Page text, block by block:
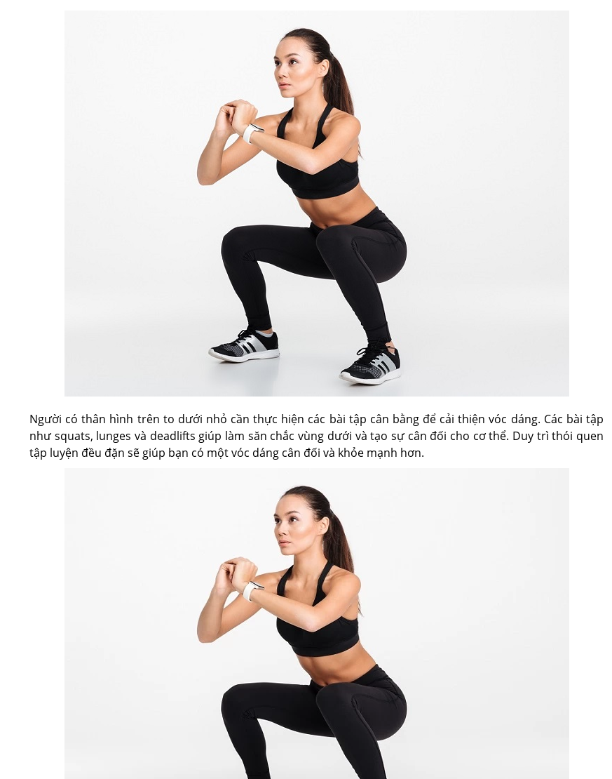
Người có thân hình trên to dưới nhỏ cần thực hiện các bài tập cân bằng để cải thiện vóc dáng. Các bài tập
như squats, lunges và deadlifts giúp làm săn chắc vùng dưới và tạo sự cân đối cho cơ thể. Duy trì thói quen
tập luyện đều đặn sẽ giúp bạn có một vóc dáng cân đối và khỏe mạnh hơn.